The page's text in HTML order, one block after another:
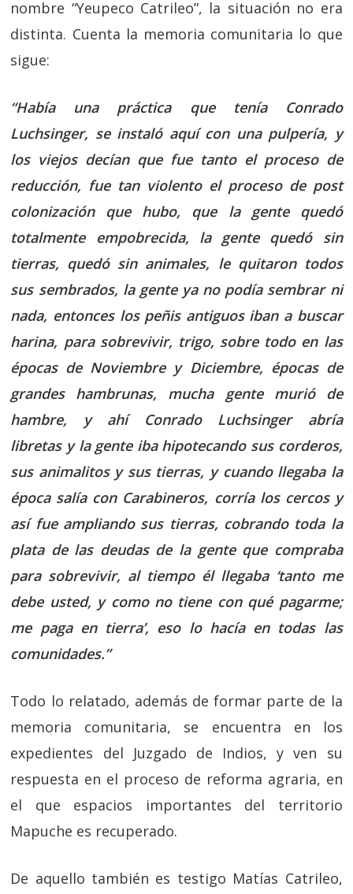
nombre “Yeupeco Catrileo”, la situación no era
distinta. Cuenta la memoria comunitaria lo que
sigue:
“Había una práctica que tenía Conrado
Luchsinger, se instaló aquí con una pulpería, y
los viejos decían que fue tanto el proceso de
reducción, fue tan violento el proceso de post
colonización que hubo, que la gente quedó
totalmente empobrecida, la gente quedó sin
tierras, quedó sin animales, le quitaron todos
sus sembrados, la gente ya no podía sembrar ni
nada, entonces los peñis antiguos iban a buscar
harina, para sobrevivir, trigo, sobre todo en las
épocas de Noviembre y Diciembre, épocas de
grandes hambrunas, mucha gente murió de
hambre, y ahí Conrado Luchsinger abría
libretas y la gente iba hipotecando sus corderos,
sus animalitos y sus tierras, y cuando llegaba la
época salía con Carabineros, corría los cercos y
así fue ampliando sus tierras, cobrando toda la
plata de las deudas de la gente que compraba
para sobrevivir, al tiempo él llegaba ‘tanto me
debe usted, y como no tiene con qué pagarme;
me paga en tierra’, eso lo hacía en todas las
comunidades.”
Todo lo relatado, además de formar parte de la
memoria comunitaria, se encuentra en los
expedientes del Juzgado de Indios, y ven su
respuesta en el proceso de reforma agraria, en
el que espacios importantes del territorio
Mapuche es recuperado.
De aquello también es testigo Matías Catrileo,